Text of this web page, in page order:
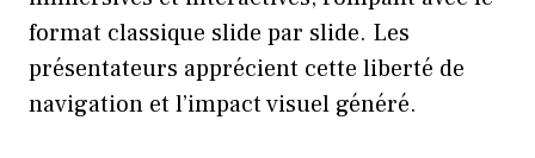
format classique slide par slide. Les
présentateurs apprécient cette liberté de
navigation et l’impact visuel généré.